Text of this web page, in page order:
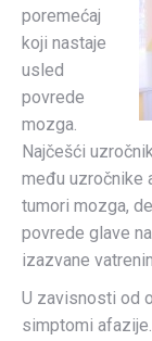
poremećaj
koji nastaje
usled
povrede
mozga.
Najčešći
među uzročnike
tumori mozga,
povrede glave
izazvane
U zavisnosti od
simptomi